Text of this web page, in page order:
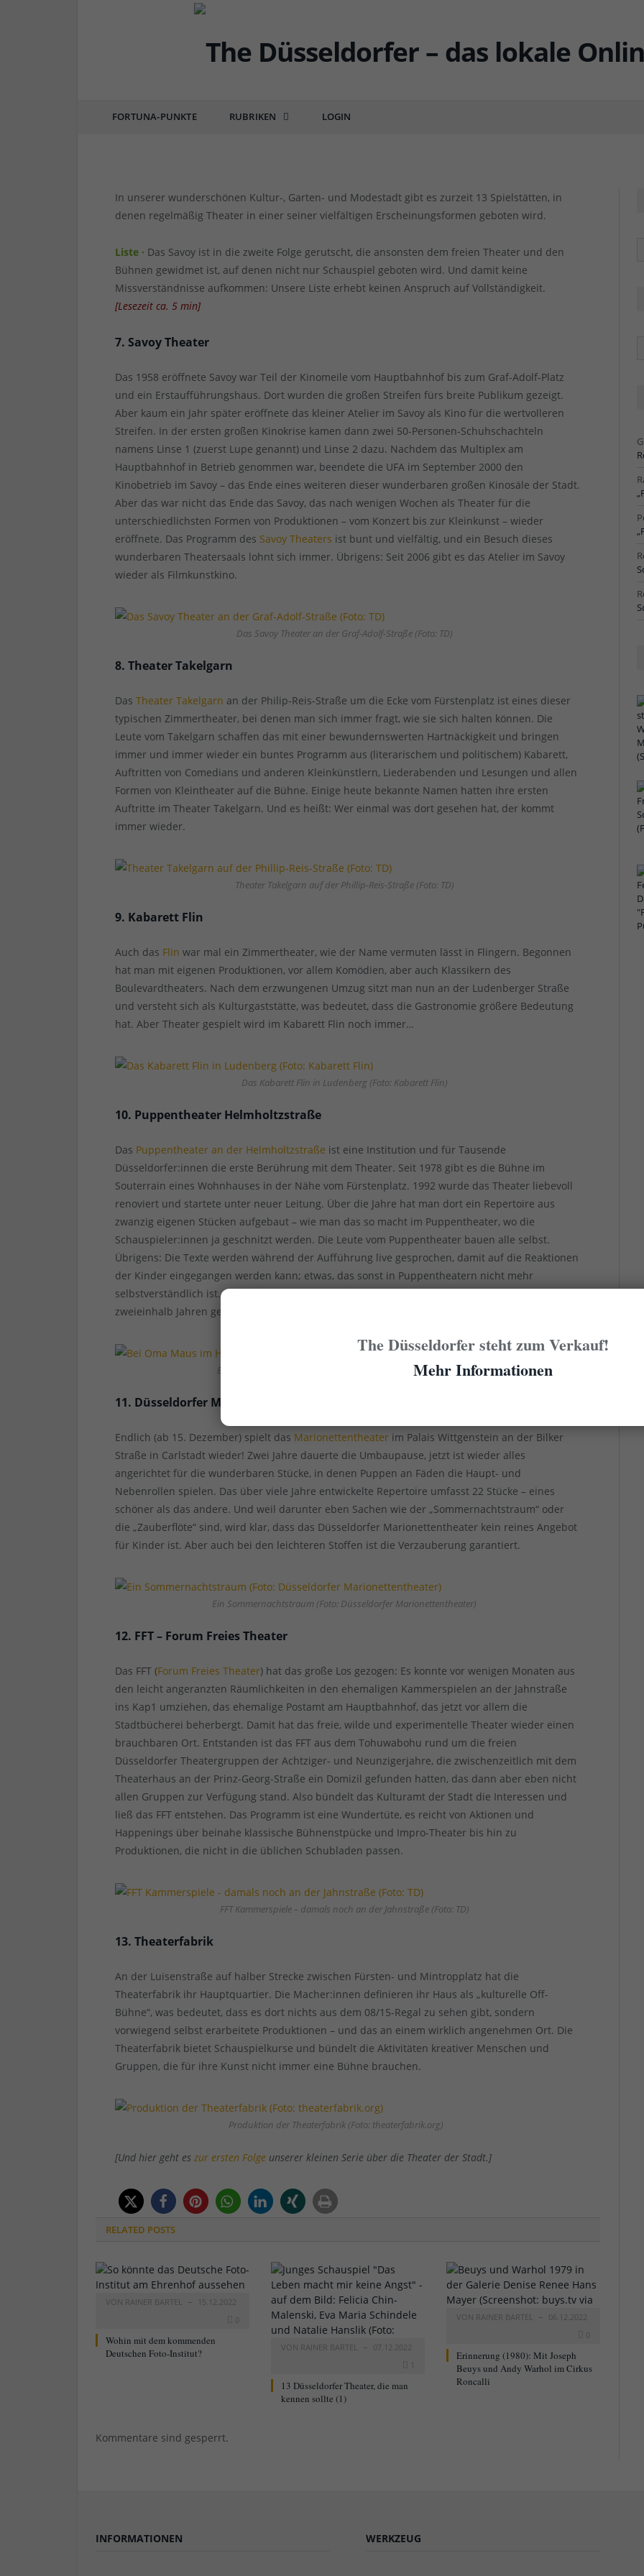
FORTUNA-PUNKTE RUBRIKEN LOGIN
13 Düsseldorfer Theater, die man kennen sollte (2)
von RAINER BARTEL 16.12.2022 0 COMMENTS
In unserer wunderschönen Kultur-, Garten- und Modestadt gibt es zurzeit 13 Spielstätten, in
denen regelmäßig Theater in einer seiner vielfältigen Erscheinungsformen geboten wird.
Liste · Das Savoy ist in die zweite Folge gerutscht, die ansonsten dem freien Theater und den
Bühnen gewidmet ist, auf denen nicht nur Schauspiel geboten wird. Und damit keine
Missverständnisse aufkommen: Unsere Liste erhebt keinen Anspruch auf Vollständigkeit.
[Lesezeit ca. 5 min]
7. Savoy Theater
Das 1958 eröffnete Savoy war Teil der Kinomeile vom Hauptbahnhof bis zum Graf-Adolf-Platz
und ein Erstaufführungshaus. Dort wurden die großen Streifen fürs breite Publikum gezeigt.
Aber kaum ein Jahr später eröffnete das kleiner Atelier im Savoy als Kino für die wertvolleren
Streifen. In der ersten großen Kinokrise kamen dann zwei 50-Personen-Schuhschachteln
namens Linse 1 (zuerst Lupe genannt) und Linse 2 dazu. Nachdem das Multiplex am
Hauptbahnhof in Betrieb genommen war, beendete die UFA im September 2000 den
Kinobetrieb im Savoy – das Ende eines weiteren dieser wunderbaren großen Kinosäle der Stadt.
Aber das war nicht das Ende das Savoy, das nach wenigen Wochen als Theater für die
unterschiedlichsten Formen von Produktionen – vom Konzert bis zur Kleinkunst – wieder
eröffnete. Das Programm des Savoy Theaters ist bunt und vielfältig, und ein Besuch dieses
wunderbaren Theatersaals lohnt sich immer. Übrigens: Seit 2006 gibt es das Atelier im Savoy
wieder als Filmkunstkino.
Das Savoy Theater an der Graf-Adolf-Straße (Foto: TD)
8. Theater Takelgarn
DasTheater Takelgarn an der Philip-Reis-Straße um die Ecke vom Fürstenplatz ist eines dieser
typischen Zimmertheater, bei denen man sich immer fragt, wie sie sich halten können. Die
Leute vom Takelgarn schaffen das mit einer bewundernswerten Hartnäckigkeit und bringen
immer und immer wieder ein buntes Programm aus (literarischem und politischem) Kabarett,
Auftritten von Comedians und anderen Kleinkünstlern, Liederabenden und Lesungen und allen
Formen von Kleintheater auf die Bühne. Einige heute bekannte Namen hatten ihre ersten
Auftritte im Theater Takelgarn. Und es heißt: Wer einmal was dort gesehen hat, der kommt
immer wieder.
Theater Takelgarn auf der Phillip-Reis-Straße (Foto: TD)
9. Kabarett Flin
Auch das Flin war mal ein Zimmertheater, wie der Name vermuten lässt in Flingern. Begonnen
hat man mit eigenen Produktionen, vor allem Komödien, aber auch Klassikern des
Boulevardtheaters. Nach dem erzwungenen Umzug sitzt man nun an der Ludenberger Straße
und versteht sich als Kulturgaststätte, was bedeutet, dass die Gastronomie größere Bedeutung
hat. Aber Theater gespielt wird im Kabarett Flin noch immer…
Das Kabarett Flin in Ludenberg (Foto: Kabarett Flin)
10. Puppentheater Helmholtzstraße
Das Puppentheater an der Helmholtzstraße ist eine Institution und für Tausende
Düsseldorfer:innen die erste Berührung mit dem Theater. Seit 1978 gibt es die Bühne im
Souterrain eines Wohnhauses in der Nähe vom Fürstenplatz. 1992 wurde das Theater liebevoll
renoviert und startete unter neuer Leitung. Über die Jahre hat man dort ein Repertoire aus
zwanzig eigenen Stücken aufgebaut – wie man das so macht im Puppentheater, wo die
Schauspieler:innen ja geschnitzt werden. Die Leute vom Puppentheater bauen alle selbst.
Übrigens: Die Texte werden während der Aufführung live gesprochen, damit auf die Reaktionen
der Kinder eingegangen werden kann; etwas, das sonst in Puppentheatern nicht mehr
selbstverständlich ist. Kurz und gut: Ein erster Besuch im Puppentheater im Alter ab
zweieinhalb Jahren gehört zur ordentlichen Sozialisierung jedes Düsselmenschen.
Bei Oma Maus im Haus (Foto: Puppentheater Helmholtzstraße)
11. Düsseldorfer Marionettentheater
Endlich (ab 15. Dezember) spielt das Marionettentheater im Palais Wittgenstein an der Bilker
Straße in Carlstadt wieder! Zwei Jahre dauerte die Umbaupause, jetzt ist wieder alles
angerichtet für die wunderbaren Stücke, in denen Puppen an Fäden die Haupt- und
Nebenrollen spielen. Das über viele Jahre entwickelte Repertoire umfasst 22 Stücke – eines
schöner als das andere. Und weil darunter eben Sachen wie der „Sommernachtstraum“ oder
die „Zauberflöte“ sind, wird klar, dass das Düsseldorfer Marionettentheater kein reines Angebot
für Kinder ist. Aber auch bei den leichteren Stoffen ist die Verzauberung garantiert.
Ein Sommernachtstraum (Foto: Düsseldorfer Marionettentheater)
12. FFT – Forum Freies Theater
Das FFT (Forum Freies Theater) hat das große Los gezogen: Es konnte vor wenigen Monaten aus
den leicht angeranzten Räumlichkeiten in den ehemaligen Kammerspielen an der Jahnstraße
ins Kap1 umziehen, das ehemalige Postamt am Hauptbahnhof, das jetzt vor allem die
Stadtbücherei beherbergt. Damit hat das freie, wilde und experimentelle Theater wieder einen
brauchbaren Ort. Entstanden ist das FFT aus dem Tohuwabohu rund um die freien
Düsseldorfer Theatergruppen der Achtziger- und Neunzigerjahre, die zwischenzeitlich mit dem
Theaterhaus an der Prinz-Georg-Straße ein Domizil gefunden hatten, das dann aber eben nicht
allen Gruppen zur Verfügung stand. Also bündelt das Kulturamt der Stadt die Interessen und
ließ das FFT entstehen. Das Programm ist eine Wundertüte, es reicht von Aktionen und
Happenings über beinahe klassische Bühnenstpücke und Impro-Theater bis hin zu
Produktionen, die nicht in die üblichen Schubladen passen.
FFT Kammerspiele – damals noch an der Jahnstraße (Foto: TD)
13. Theaterfabrik
An der Luisenstraße auf halber Strecke zwischen Fürsten- und Mintropplatz hat die
Theaterfabrik ihr Hauptquartier. Die Macher:innen definieren ihr Haus als „kulturelle Off-
Bühne“, was bedeutet, dass es dort nichts aus dem 08/15-Regal zu sehen gibt, sondern
vorwiegend selbst erarbeitete Produktionen – und das an einem wirklich angenehmen Ort. Die
Theaterfabrik bietet Schauspielkurse und bündelt die Aktivitäten kreativer Menschen und
Gruppen, die für ihre Kunst nicht immer eine Bühne brauchen.
Produktion der Theaterfabrik (Foto: theaterfabrik.org)
[Und hier geht eszur ersten Folge unserer kleinen Serie über die Theater der Stadt.]
RELATED POSTS
VON RAINER BARTEL
15.12.2022
0
Wohin mit dem kommenden
Deutschen Foto-Institut?
VON RAINER BARTEL
07.12.2022
1
13 Düsseldorfer Theater, die man
kennen sollte (1)
VON RAINER BARTEL
06.12.2022
0
Erinnerung (1980): Mit Joseph
Beuys und Andy Warhol im Cirkus
Roncalli
Kommentare sind gesperrt.
INFORMATIONEN WERKZEUG
The Düsseldorfer steht zum Verkauf!
Mehr Informationen